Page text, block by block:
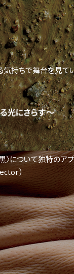
気持ちで舞台を見て
について独特のア
）